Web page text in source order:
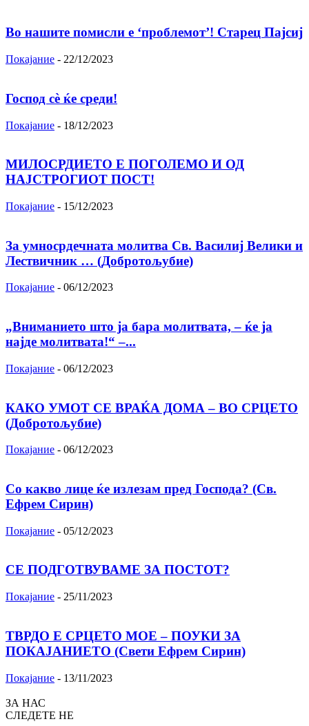
Во нашите помисли е ‘проблемот’! Старец Пајсиј
Покајание - 22/12/2023
Господ сѐ ќе среди!
Покајание - 18/12/2023
МИЛОСРДИЕТО Е ПОГОЛЕМО И ОД
НАЈСТРОГИОТ ПОСТ!
Покајание - 15/12/2023
За умносрдечната молитва Св. Василиј Велики и
Лествичник … (Добротољубие)
Покајание - 06/12/2023
„Вниманието што jа бара молитвата, – ќе jа
најде молитвата!“ –...
Покајание - 06/12/2023
КАКО УМОТ СЕ ВРАЌА ДОМА – ВО СРЦЕТО
(Добротољубие)
Покајание - 06/12/2023
Со какво лице ќе излезам пред Господа? (Св.
Ефрем Сирин)
Покајание - 05/12/2023
СЕ ПОДГОТВУВАМЕ ЗА ПОСТОТ?
Покајание - 25/11/2023
ТВРДО Е СРЦЕТО МОЕ – ПОУКИ ЗА
ПОКАЈАНИЕТО (Свети Ефрем Сирин)
Покајание - 13/11/2023
ЗА НАС
СЛЕДЕТЕ НЕ